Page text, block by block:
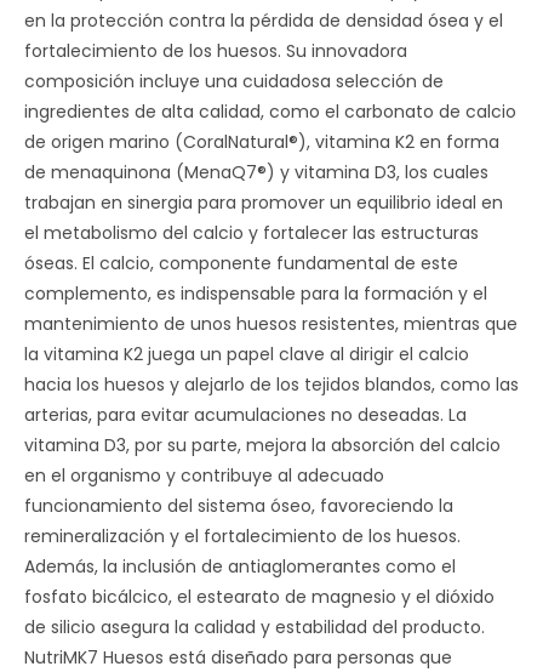
en la protección contra la pérdida de densidad ósea y el
fortalecimiento de los huesos. Su innovadora
composición incluye una cuidadosa selección de
ingredientes de alta calidad, como el carbonato de calcio
de origen marino (CoralNatural®), vitamina K2 en forma
de menaquinona (MenaQ7®) y vitamina D3, los cuales
trabajan en sinergia para promover un equilibrio ideal en
el metabolismo del calcio y fortalecer las estructuras
óseas. El calcio, componente fundamental de este
complemento, es indispensable para la formación y el
mantenimiento de unos huesos resistentes, mientras que
la vitamina K2 juega un papel clave al dirigir el calcio
hacia los huesos y alejarlo de los tejidos blandos, como las
arterias, para evitar acumulaciones no deseadas. La
vitamina D3, por su parte, mejora la absorción del calcio
en el organismo y contribuye al adecuado
funcionamiento del sistema óseo, favoreciendo la
remineralización y el fortalecimiento de los huesos.
Además, la inclusión de antiaglomerantes como el
fosfato bicálcico, el estearato de magnesio y el dióxido
de silicio asegura la calidad y estabilidad del producto.
NutriMK7 Huesos está diseñado para personas que